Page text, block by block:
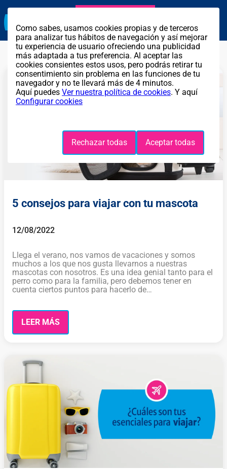
911 314 259
5 consejos para viajar con tu mascota
12/08/2022
Llega el verano, nos vamos de vacaciones y somos
muchos a los que nos gusta llevarnos a nuestras
mascotas con nosotros. Es una idea genial tanto para el
perro como para la familia, pero debemos tener en
cuenta ciertos puntos para hacerlo de…
LEER MÁS
Como sabes, usamos cookies propias y de terceros
para analizar tus hábitos de navegación y así mejorar
tu experiencia de usuario ofreciendo una publicidad
más adaptada a tus preferencia. Al aceptar las
cookies consientes estos usos, pero podrás retirar tu
consentimiento sin problema en las funciones de tu
navegador y no te llevará más de 4 minutos.
Aquí puedes Ver nuestra política de cookies. Y aquí
Configurar cookies
Rechazar todas Aceptar todas